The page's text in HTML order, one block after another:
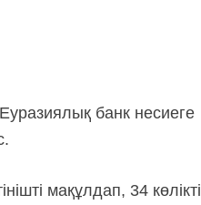
банк несиеге
мақұлдап, 34 көлікті